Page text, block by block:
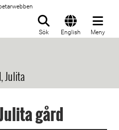
Sök English Meny
Julita
gård